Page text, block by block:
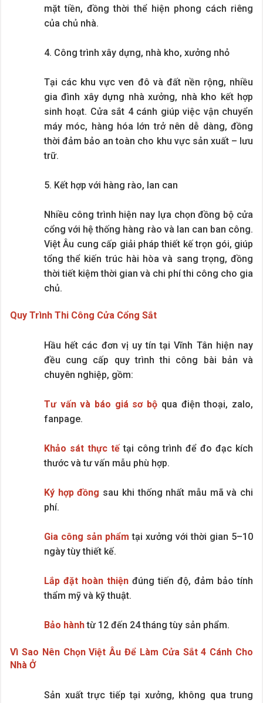
mặt tiền, đồng thời thể hiện phong cách riêng
của chủ nhà.
4. Công trình xây dựng, nhà kho, xưởng nhỏ
Tại các khu vực ven đô và đất nền rộng, nhiều
gia đình xây dựng nhà xưởng, nhà kho kết hợp
sinh hoạt. Cửa sắt 4 cánh giúp việc vận chuyển
máy móc, hàng hóa lớn trở nên dễ dàng, đồng
thời đảm bảo an toàn cho khu vực sản xuất – lưu
trữ.
5. Kết hợp với hàng rào, lan can
Nhiều công trình hiện nay lựa chọn đồng bộ cửa
cổng với hệ thống hàng rào và lan can ban công.
Việt Âu cung cấp giải pháp thiết kế trọn gói, giúp
tổng thể kiến trúc hài hòa và sang trọng, đồng
thời tiết kiệm thời gian và chi phí thi công cho gia
chủ.
Quy Trình Thi Công Cửa Cổng Sắt
Hầu hết các đơn vị uy tín tại Vĩnh Tân hiện nay
đều cung cấp quy trình thi công bài bản và
chuyên nghiệp, gồm:
Tư vấn và báo giá sơ bộ qua điện thoại, zalo,
fanpage.
Khảo sát thực tếtại công trình để đo đạc kích
thước và tư vấn mẫu phù hợp.
Ký hợp đồng sau khi thống nhất mẫu mã và chi
phí.
Gia công sản phẩm tại xưởng với thời gian 5–10
ngày tùy thiết kế.
Lắp đặt hoàn thiện đúng tiến độ, đảm bảo tính
thẩm mỹ và kỹ thuật.
Bảo hànhtừ 12 đến 24 tháng tùy sản phẩm.
Vì Sao Nên Chọn Việt Âu Để Làm Cửa Sắt 4 Cánh Cho
Nhà Ở
Sản xuất trực tiếp tại xưởng, không qua trung